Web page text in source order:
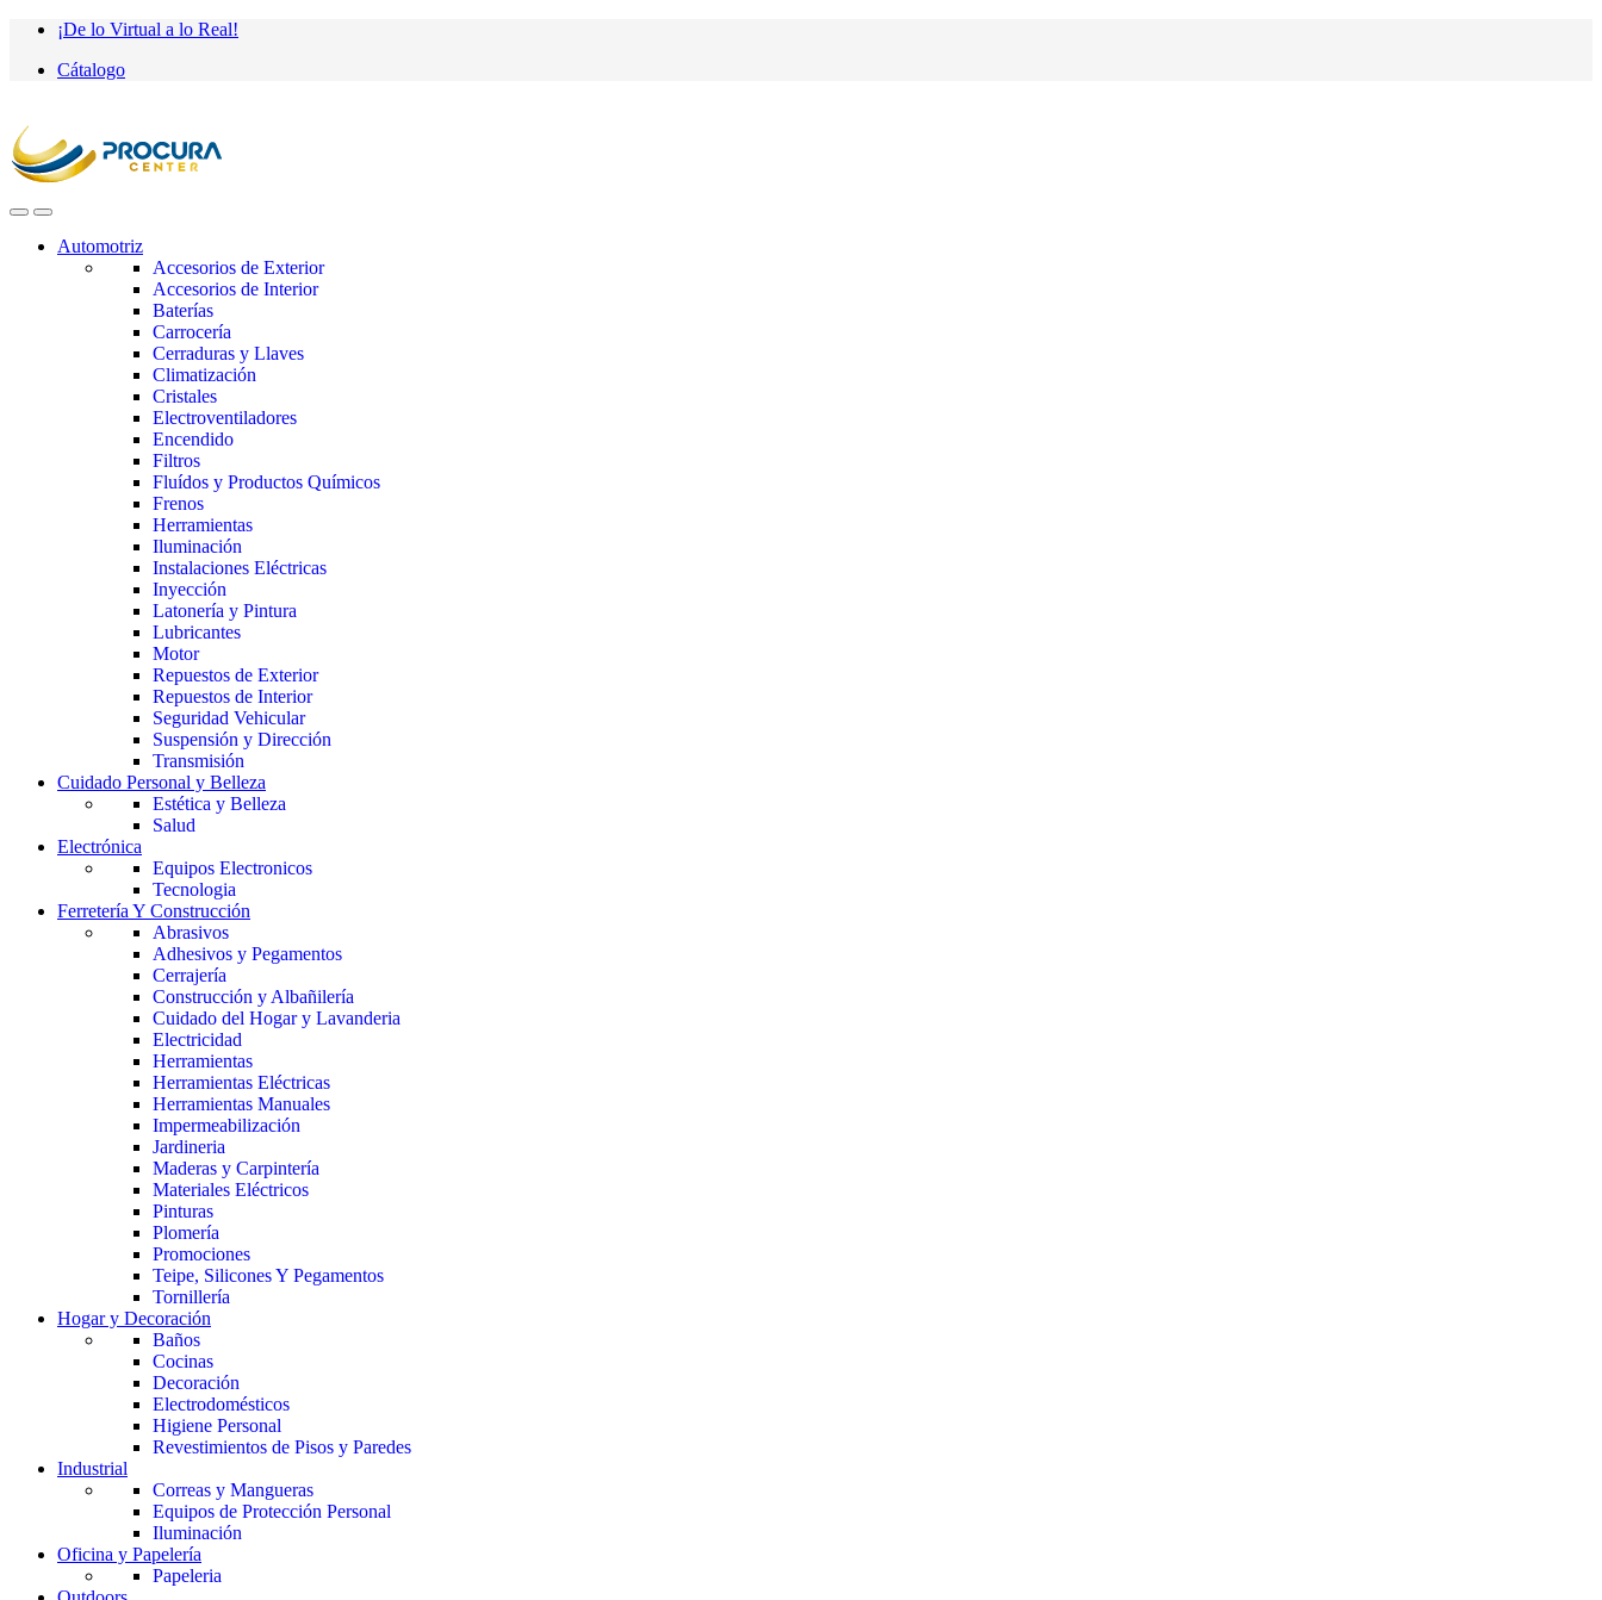
Saltar
navegación
saltar
contenido
¡De lo Virtual a lo Real!
Cátalogo
Automotriz
Accesorios de Exterior
Accesorios de Interior
Baterías
Carrocería
Cerraduras y Llaves
Climatización
Cristales
Electroventiladores
Encendido
Filtros
Fluídos y Productos Químicos
Frenos
Herramientas
Iluminación
Instalaciones Eléctricas
Inyección
Latonería y Pintura
Lubricantes
Motor
Repuestos de Exterior
Repuestos de Interior
Seguridad Vehicular
Suspensión y Dirección
Transmisión
Cuidado Personal y Belleza
Estética y Belleza
Salud
Electrónica
Equipos Electronicos
Tecnologia
Ferretería Y Construcción
Abrasivos
Adhesivos y Pegamentos
Cerrajería
Construcción y Albañilería
Cuidado del Hogar y Lavanderia
Electricidad
Herramientas
Herramientas Eléctricas
Herramientas Manuales
Impermeabilización
Jardineria
Maderas y Carpintería
Materiales Eléctricos
Pinturas
Plomería
Promociones
Teipe, Silicones Y Pegamentos
Tornillería
Hogar y Decoración
Baños
Cocinas
Decoración
Electrodomésticos
Higiene Personal
Revestimientos de Pisos y Paredes
Industrial
Correas y Mangueras
Equipos de Protección Personal
Iluminación
Oficina y Papelería
Papeleria